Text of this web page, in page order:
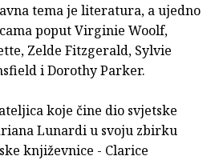
tema je literatura, a ujedno
poput Virginie Woolf,
Zelde Fitzgerald, Sylvie
i Dorothy Parker.
koje čine dio svjetske
Lunardi u svoju zbirku
književnice - Clarice